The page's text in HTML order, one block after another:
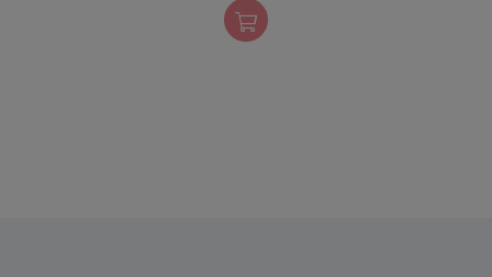
Betania, Giuda, Giovanni
presso la croce.